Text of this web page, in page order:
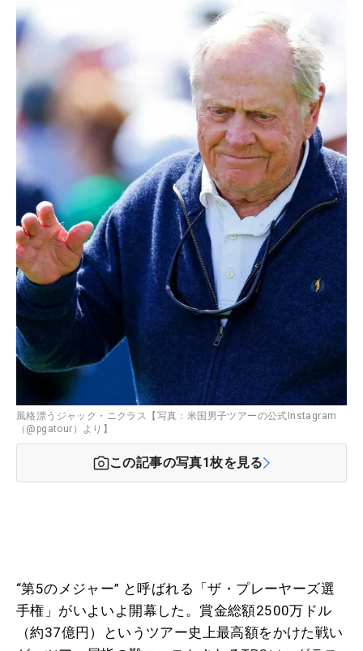
風格漂うジャック・ニクラス【写真：米国男子ツアーの公式Instagram
（@pgatour）より】
この記事の写真1枚を見る
“第5のメジャー” と呼ばれる「ザ・プレーヤーズ選
手権」がいよいよ開幕した。賞金総額2500万ドル
（約37億円）というツアー史上最高額をかけた戦い